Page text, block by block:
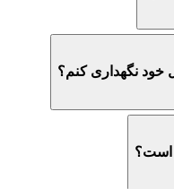
خود نگهداری کنم؟
است؟